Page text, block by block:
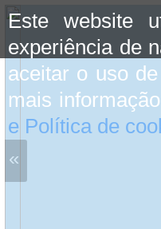
Este website
experiência de
aceitar o uso
mais
e Política de
«